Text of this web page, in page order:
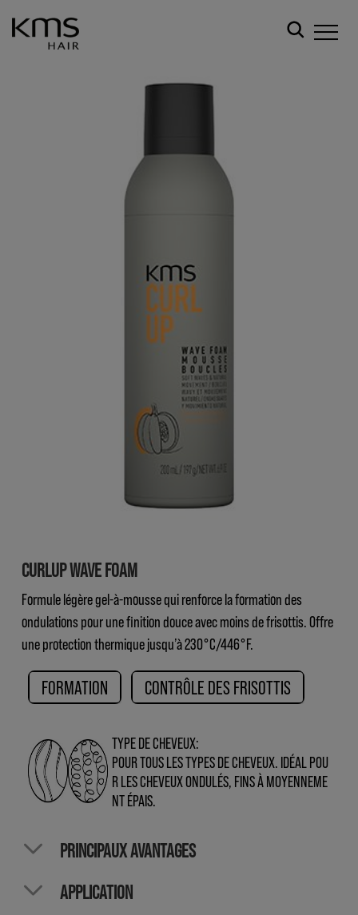
CURLUP WAVE FOAM
Formule légère gel-à-mousse qui renforce la formation des
ondulations pour une finition douce avec moins de frisottis. Offre
une protection thermique jusqu’à 230°C/446°F.
FORMATION CONTRÔLE DES FRISOTTIS
TYPE DE CHEVEUX:
POUR TOUS LES TYPES DE CHEVEUX. IDÉAL POU
R LES CHEVEUX ONDULÉS, FINS À MOYENNEME
NT ÉPAIS.
PRINCIPAUX AVANTAGES
APPLICATION